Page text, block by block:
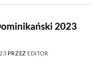
2023
PRZEZ EDITOR